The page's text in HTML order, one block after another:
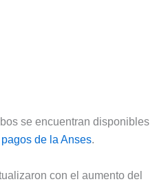
se encuentran disponibles
de la Anses.
con el aumento del